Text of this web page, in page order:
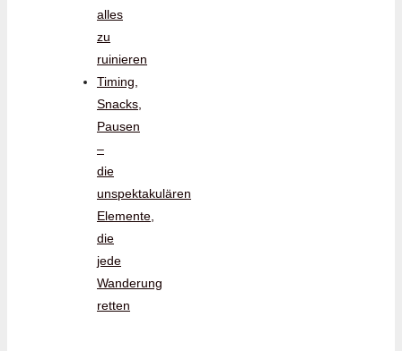
alles
zu
ruinieren
Timing,
Snacks,
Pausen
–
die
unspektakulären
Elemente,
die
jede
Wanderung
retten